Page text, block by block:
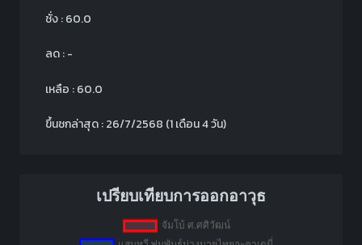
ชั่ง : 60.0
ลด : -
เหลือ : 60.0
ขึ้นชกล่าสุด : 26/7/2568 (1 เดือน 4 วัน)
เปรียบเทียบการออกอาวุธ